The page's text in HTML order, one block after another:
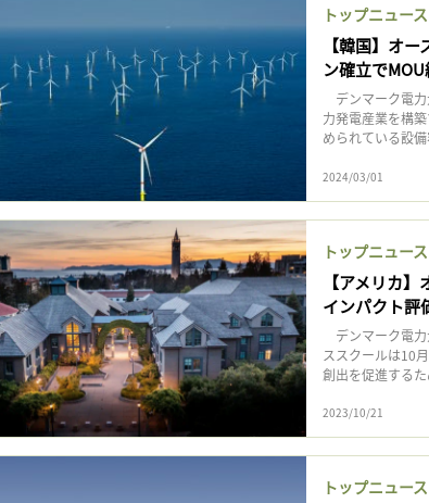
トップニュース
【韓国】オ
ン確立で
デンマーク電力
力発電産業を構
められている設
2024/03/01
トップニュース
【アメリカ
インパクト評
デンマーク電力
ススクールは10
創出を促進する
2023/10/21
トップニュース